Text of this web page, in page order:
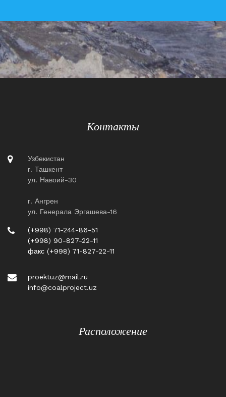
Контакты
Узбекистан
г. Ташкент
ул. Навоий-30
г. Ангрен
ул. Генерала Эргашева-16
(+998) 71-244-86-51
(+998) 90-827-22-11
факс (+998) 71-827-22-11
proektuz@mail.ru
info@coalproject.uz
Расположение